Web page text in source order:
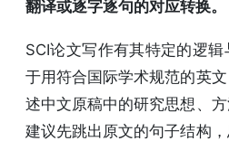
翻译或逐字逐句的对应转换。
SCI论文写作有其特定的逻
于用符合国际学术规范的英
述中文原稿中的研究思想、
建议先跳出原文的句子结构